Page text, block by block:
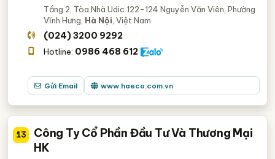
Tầng 2, Tòa Nhà Udic 122-124 Nguyễn Văn Viên, Phường
Vĩnh Hưng, Hà Nội , Việt Nam
(024) 3200 9292
Hotline: 0986 468 612
Gửi Email www.haeco.com.vn
13
Công Ty Cổ Phần Đầu Tư Và Thương Mại
HK